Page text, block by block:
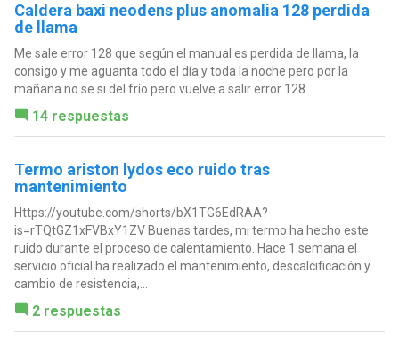
Caldera baxi neodens plus anomalia 128 perdida
de llama
Me sale error 128 que según el manual es perdida de llama, la
consigo y me aguanta todo el día y toda la noche pero por la
mañana no se si del frío pero vuelve a salir error 128
14 respuestas
Termo ariston lydos eco ruido tras
mantenimiento
Https://youtube.com/shorts/bX1TG6EdRAA?
is=rTQtGZ1xFVBxY1ZV Buenas tardes, mi termo ha hecho este
ruido durante el proceso de calentamiento. Hace 1 semana el
servicio oficial ha realizado el mantenimiento, descalcificación y
cambio de resistencia,...
2 respuestas